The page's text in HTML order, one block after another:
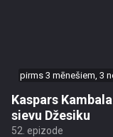
pirms 3 mēnešiem, 3
Kaspars
sievu Džesiku
52. epizode